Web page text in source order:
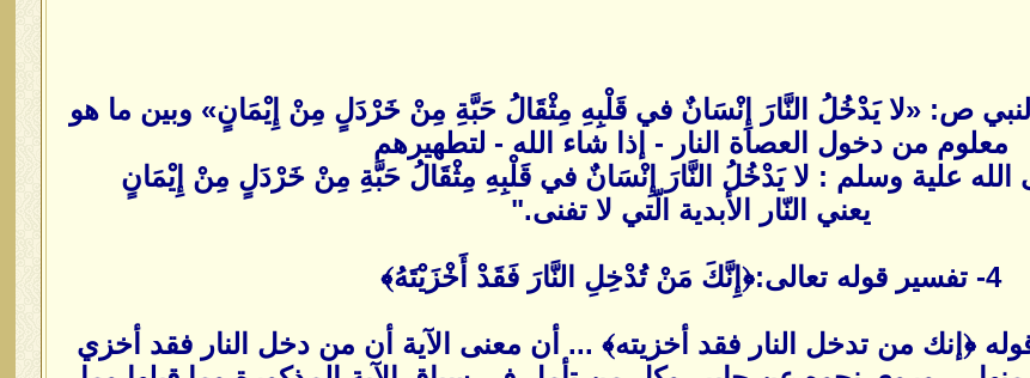
ص: «لا يَدْخُلُ النَّارَ إِنْسَانٌ في قَلْبِهِ مِثْقَالُ حَبَّةِ مِنْ خَرْدَلٍ مِنْ إِيْمَانٍ» وبين ما هو
معلوم من دخول العصاة النار - إذا شاء الله - لتطهيرهم
علية وسلم : لا يَدْخُلُ النَّارَ إِنْسَانٌ في قَلْبِهِ مِثْقَالُ حَبَّةِ مِنْ خَرْدَلٍ مِنْ إِيْمَانٍ
يعني النّار الأبدية الّتي لا تفنى."
4- تفسير قوله تعالى:﴿إِنَّكَ مَنْ تُدْخِلِ النَّارَ فَقَدْ أَخْزَيْتَهُ﴾
﴿إنك من تدخل النار فقد أخزيته﴾ ... أن معنى الآية أن من دخل النار فقد أخزي